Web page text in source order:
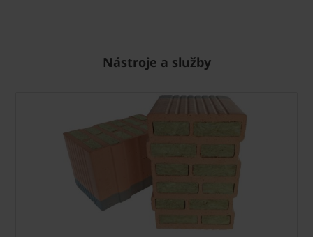
Nástroje a služby